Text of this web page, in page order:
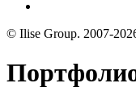
© Ilise Group. 2007-